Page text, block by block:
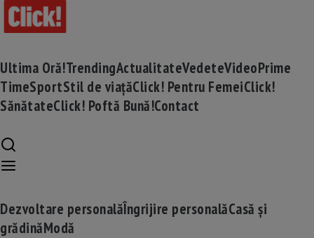
Ultima Oră!TrendingActualitateVedeteVideoPrime
TimeSportStil de viațăClick! Pentru FemeiClick!
SănătateClick! Poftă Bună!Contact
Dezvoltare personalăÎngrijire personalăCasă și
grădinăModă